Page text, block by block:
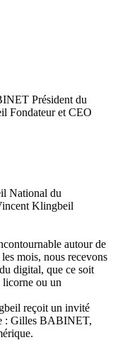
Président du
Fondateur et CEO
National du
Klingbeil
autour de
mois, nous recevons
digital, que ce soit
licorne ou un
reçoit un invité
: Gilles BABINET,